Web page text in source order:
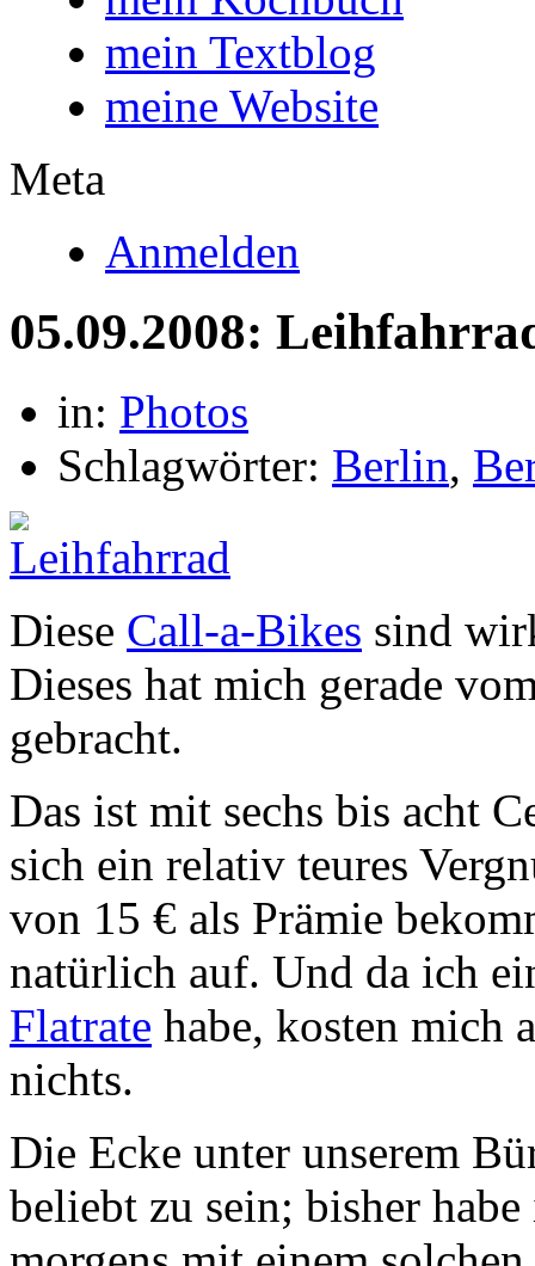
mein Textblog
meine Website
Meta
Anmelden
05.09.2008:
in: Photos
Schlagwörter: Berlin,
Diese Call-a-Bikes sind
Dieses hat mich gerade
gebracht.
Das ist mit sechs bis acht
sich ein relativ teures
von 15 € als Prämie
natürlich auf. Und da ich
Flatrate habe, kosten mich
nichts.
Die Ecke unter unserem
beliebt zu sein; bisher